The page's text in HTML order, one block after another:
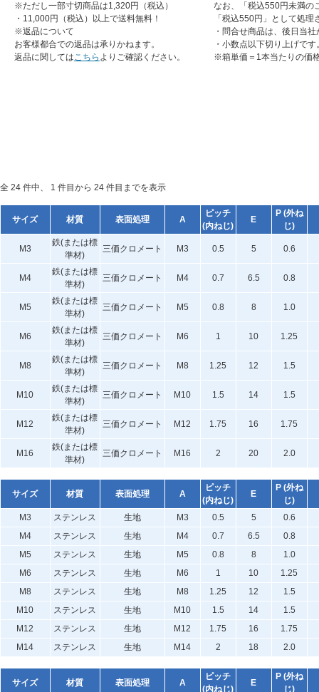
※ただし一部寸切商品は1,320円（税込）
・11,000円（税込）以上で送料無料！
※返品について
お客様都合での返品は承りかねます。
返品に関してはこちら よりご確認ください。
なお、「税込550円未満の
「税込550円」として処
・問合せ商品は、後日当
・小数点以下切り上げです
※箱単価＝1本当たりの価
全 24 件中、 1 件目から 24 件目までを表示
サイズ 材質 表面処理 A
ピッチ
(内ねじ)
E
P (外ね
じ)
M3
鉄(または標
準材)
三価クロメート M3 0.5 5 0.6
M4
鉄(または標
準材)
三価クロメート M4 0.7 6.5 0.8
M5
鉄(または標
準材)
三価クロメート M5 0.8 8 1.0
M6
鉄(または標
準材)
三価クロメート M6 1 10 1.25
M8
鉄(または標
準材)
三価クロメート M8 1.25 12 1.5
M10
鉄(または標
準材)
三価クロメート M10 1.5 14 1.5
M12
鉄(または標
準材)
三価クロメート M12 1.75 16 1.75
M16
鉄(または標
準材)
三価クロメート M16 2 20 2.0
サイズ 材質 表面処理 A
ピッチ
(内ねじ)
E
P (外ね
じ)
M3
ステンレス 生地 M3 0.5 5
0.6
M4
ステンレス 生地 M4 0.7 6.5
0.8
M5
ステンレス 生地 M5 0.8 8
1.0
M6
ステンレス 生地 M6 1 10
1.25
M8
ステンレス 生地 M8 1.25 12
1.5
M10
ステンレス 生地 M10 1.5 14
1.5
M12
ステンレス 生地 M12 1.75 16
1.75
M14
ステンレス 生地 M14 2 18 2.0
サイズ 材質 表面処理 A
ピッチ
(内ねじ)
E
P (外ね
じ)